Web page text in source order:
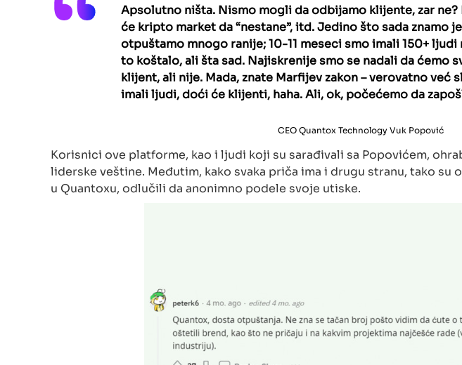
Apsolutno ništa. Nismo mogli da odbijamo klijente, zar
će kripto market da “nestane”, itd. Jedino što sada znamo
otpuštamo mnogo ranije; 10-11 meseci smo imali 150+
to koštalo, ali šta sad. Najiskrenije smo se nadali da ćemo
klijent, ali nije. Mada, znate Marfijev zakon – verovatno već
imali ljudi, doći će klijenti, haha. Ali, ok, počećemo da
CEO Quantox Technology Vuk Popović
Korisnici ove platforme, kao i ljudi koji su sarađivali sa Popovićem,
liderske veštine. Međutim, kako svaka priča ima i drugu stranu, tako
u Quantoxu, odlučili da anonimno podele svoje utiske.